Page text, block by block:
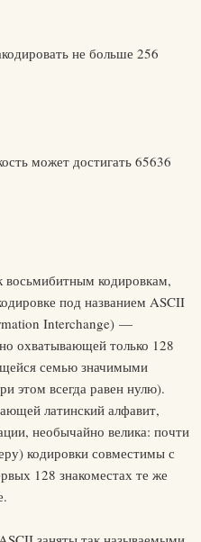
не больше 256
может достигать 65636
восьмибитным кодировкам,
под названием ASCII
Interchange) —
охватывающей только 128
семью значимыми
этом всегда равен нулю).
латинский алфавит,
необычайно велика: почти
кодировки совместимы с
128 знакоместах те же